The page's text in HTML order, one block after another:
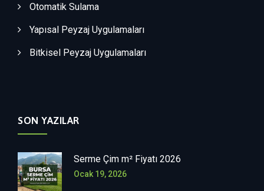
Otomatik Sulama
Yapısal Peyzaj Uygulamaları
Bitkisel Peyzaj Uygulamaları
SON YAZILAR
Serme Çim m² Fiyatı 2026
Ocak 19, 2026